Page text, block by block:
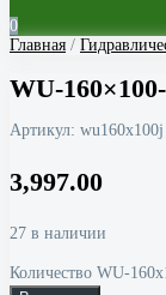
0
Главная /
WU-
Артикул: wu160x100j
3,997.00
27 в наличии
Количество WU-